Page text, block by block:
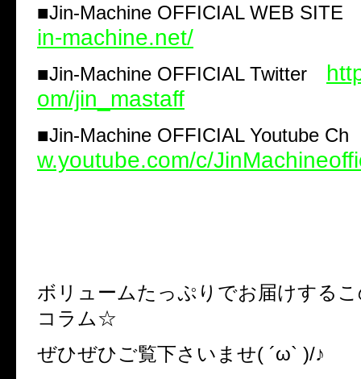
■Jin-Machine OFFICIAL WEB
in-machine.net/
■Jin-Machine OFFICIAL Twitter
om/jin_mastaff
■Jin-Machine OFFICIAL Youtube
w.youtube.com/c/
ボリュームたっぷりでお届けする
コラム☆
ぜひぜひご覧下さいませ( ´ω` )/♪